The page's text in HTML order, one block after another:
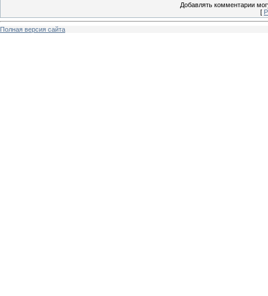
Добавлять комментарии
[
Полная версия сайта